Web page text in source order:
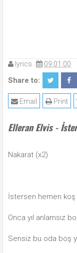
lyrics 09:01:00
Share to:
Print
Email
Elleran Elvis -
Nakarat (x2)
İstersen hemen koş
Onca yıl anlamsız
Sensiz bu oda boş